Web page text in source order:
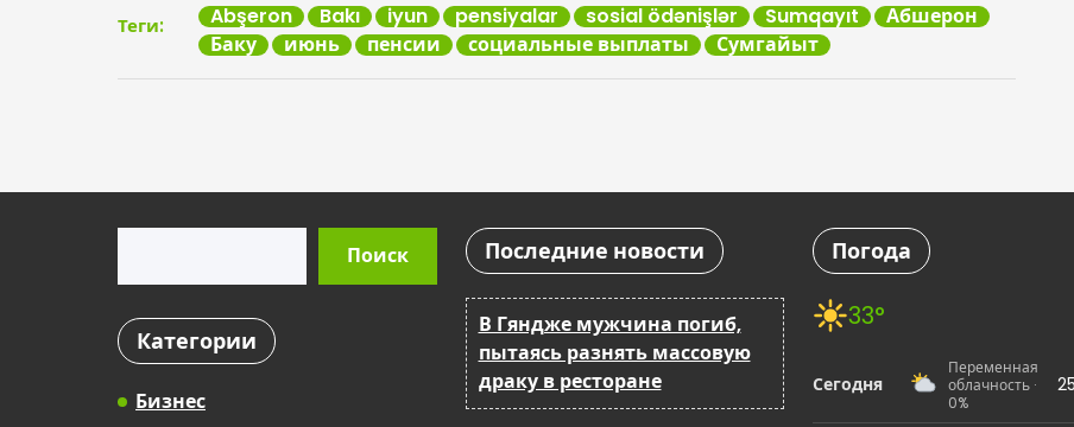
Теги: Abşeron Bakı iyun pensiyalar sosial ödənişlər Sumqayıt
Абшерон
Баку
июнь пенсии социальные выплаты Сумгайыт
Поиск
Категории
Бизнес
Последние новости
В Гяндже мужчина погиб,
пытаясь разнять массовую
драку в ресторане
Погода
33°
Сегодня
Переменная
облачность ·
0%